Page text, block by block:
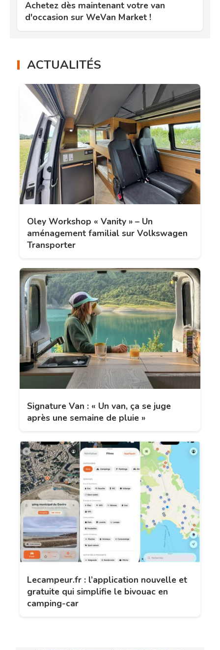
Achetez dès maintenant votre van
d'occasion sur WeVan Market !
ACTUALITÉS
Oley Workshop « Vanity » – Un
aménagement familial sur Volkswagen
Transporter
Signature Van : « Un van, ça se juge
après une semaine de pluie »
Lecampeur.fr : l’application nouvelle et
gratuite qui simplifie le bivouac en
camping-car